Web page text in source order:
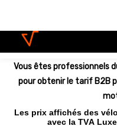
Vous êtes professionnels
pour obtenir le tarif B2B
Les prix affichés des
avec la TVA
options